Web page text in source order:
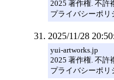
2025 著作権. 不許
プライバシーポリ
2025/11/28
yui-artworks.jp
2025 著作権. 不許
プライバシーポリ